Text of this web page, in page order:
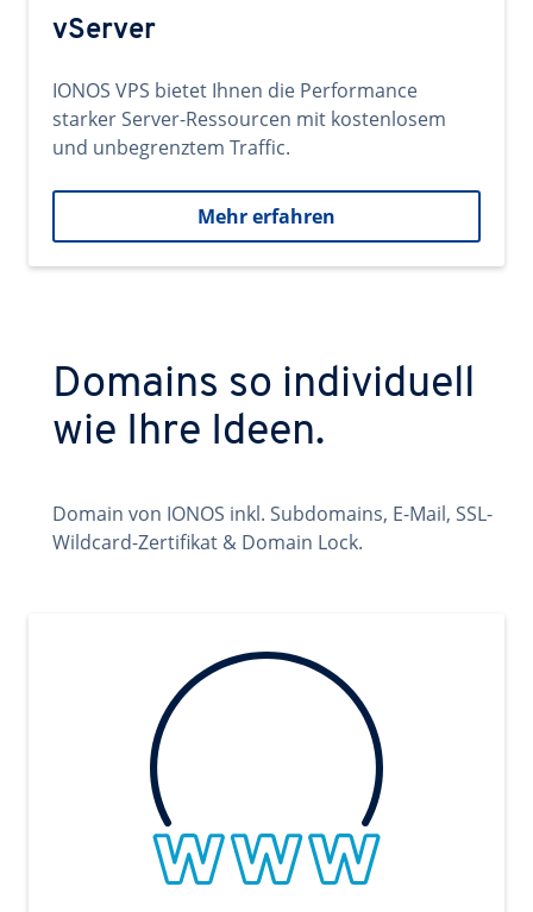
vServer
IONOS VPS bietet Ihnen die Performance
starker Server-Ressourcen mit kostenlosem
und unbegrenztem Traffic.
Mehr erfahren
Domains so individuell
wie Ihre Ideen.
Domain von IONOS inkl. Subdomains, E-Mail, SSL-
Wildcard-Zertifikat & Domain Lock.